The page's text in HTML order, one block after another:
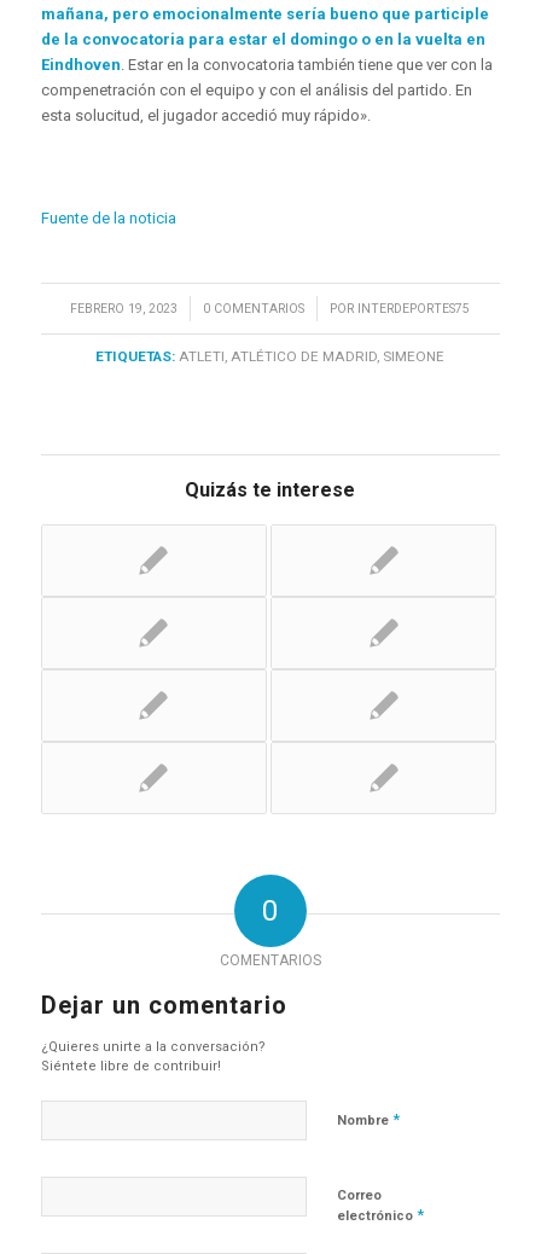
mañana, pero emocionalmente sería bueno que participle
de la convocatoria para estar el domingo o en la vuelta en
Eindhoven. Estar en la convocatoria también tiene que ver con la
compenetración con el equipo y con el análisis del partido. En
esta solucitud, el jugador accedió muy rápido».
Fuente de la noticia
FEBRERO 19, 2023
/ 0 COMENTARIOS
/ POR INTERDEPORTES75
ETIQUETAS: ATLETI,ATLÉTICO DE MADRID, SIMEONE
Quizás te interese
0
COMENTARIOS
Dejar un comentario
¿Quieres unirte a la conversación?
Siéntete libre de contribuir!
Nombre *
Correo
electrónico *